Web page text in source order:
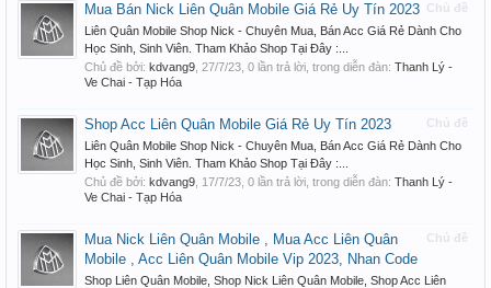
Chủ đề
Mua Bán Nick Liên Quân Mobile Giá Rẻ Uy Tín 2023
Liên Quân Mobile Shop Nick - Chuyên Mua, Bán Acc Giá Rẻ Dành Cho
Học Sinh, Sinh Viên. Tham Khảo Shop Tại Đây :...
Chủ đề bởi: kdvang9 27/7/23 , 0 lần trả lời, trong diễn đàn: Thanh Lý -
Ve Chai - Tạp Hóa
Chủ đề
Shop Acc Liên Quân Mobile Giá Rẻ Uy Tín 2023
Liên Quân Mobile Shop Nick - Chuyên Mua, Bán Acc Giá Rẻ Dành Cho
Học Sinh, Sinh Viên. Tham Khảo Shop Tại Đây :...
Chủ đề bởi: kdvang9 17/7/23 , 0 lần trả lời, trong diễn đàn: Thanh Lý -
Ve Chai - Tạp Hóa
Chủ đề
Mua Nick Liên Quân Mobile , Mua Acc Liên Quân
Mobile , Acc Liên Quân Mobile Vip 2023, Nhan Code
Shop Liên Quân Mobile, Shop Nick Liên Quân Mobile, Shop Acc Liên